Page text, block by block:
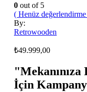
0 out of 5
( Henüz değerlendirme
By:
Retrowooden
₺49.999,00
"Mekanınıza
İçin